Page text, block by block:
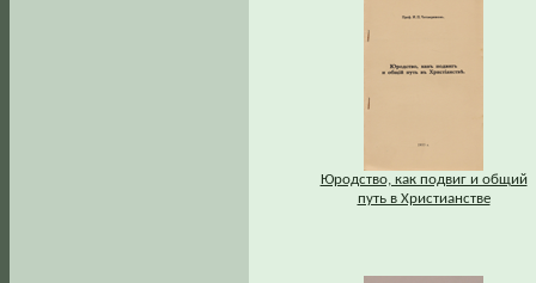
Юродство, как подвиг и общий
путь в Христианстве